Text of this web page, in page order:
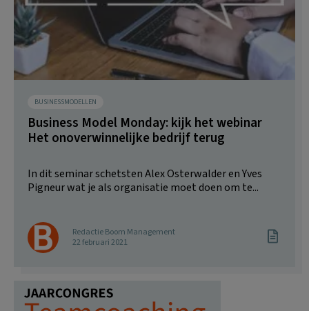
BUSINESSMODELLEN
Business Model Monday: kijk het webinar
Het onoverwinnelijke bedrijf terug
In dit seminar schetsten Alex Osterwalder en Yves
Pigneur wat je als organisatie moet doen om te...
Redactie Boom Management
22 februari 2021